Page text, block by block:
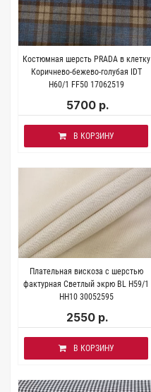
Костюмная шерсть PRADA в клетку
Коричнево-бежево-голубая IDT
H60/1 FF50 17062519
5700 р.
В КОРЗИНУ
Плательная вискоза с шерстью
фактурная Светлый экрю BL H59/1
HH10 30052595
2550 р.
В КОРЗИНУ